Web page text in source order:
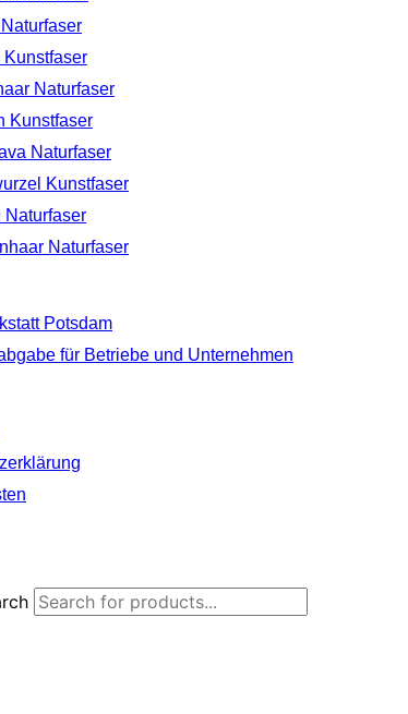
Kunstfaser
Naturfaser
Kunstfaser
Naturfaser
Kunstfaser
Naturfaser
Naturfaser
Potsdam
für Betriebe und Unternehmen